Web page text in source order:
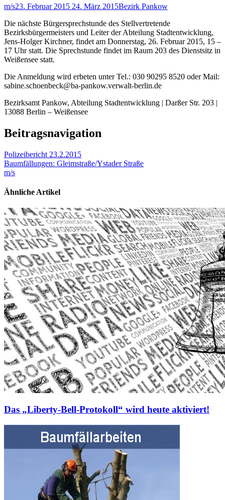
m/s23. Februar 2015 24. März 2015Bezirk Pankow
Die nächste Bürgersprechstunde des Stellvertretende
Bezirksbürgermeisters und Leiter der Abteilung Stadtentwicklung,
Jens-Holger Kirchner, findet am Donnerstag, 26. Februar 2015, 15 –
17 Uhr statt. Die Sprechstunde findet im Raum 203 des Dienstsitz in
Weißensee statt.
Die Anmeldung wird erbeten unter Tel.: 030 90295 8520 oder Mail:
sabine.schoenbeck@ba-pankow.verwalt-berlin.de
Bezirksamt Pankow, Abteilung Stadtentwicklung | Darßer Str. 203 |
13088 Berlin – Weißensee
Beitragsnavigation
Polizeibericht 23.2.2015
Baumfällungen: Gleimstraße/Ystader Straße
m/s
Ähnliche Artikel
Das „Liberty-Bell-Protokoll“ wird heute aktiviert!